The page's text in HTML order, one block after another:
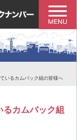
いるカムバック組の皆様へ
カムバック組